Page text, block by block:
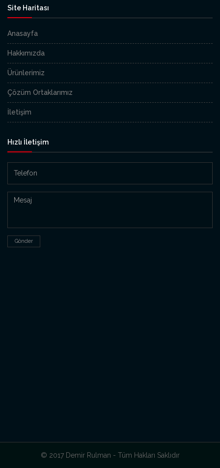
Site Haritası
Anasayfa
Hakkımızda
Ürünlerimiz
Çözüm Ortaklarımız
İletişim
Hızlı İletişim
Gönder
© 2017 Demir Rulman - Tüm Hakları Saklıdır